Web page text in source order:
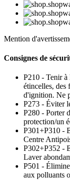
Mention
Consignes de
P210 - Tenir à
étincelles, des
d'ignition. Ne
P273 - Éviter
P280 - Porter
protection/un
P301+P310 -
Centre
P302+P352 -
Laver
P501 -
aux polluants